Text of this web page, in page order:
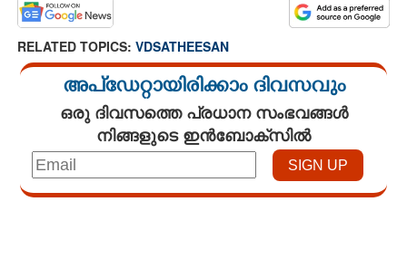
RELATED TOPICS: VDSATHEESAN
അപ്ഡേറ്റായിരിക്കാം ദിവസവും
ഒരു ദിവസത്തെ പ്രധാന സംഭവങ്ങൾ
നിങ്ങളുടെ ഇൻബോക്സിൽ